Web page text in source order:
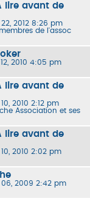
A lire avant de
2012 8:26 pm
de l'assoc
2010 4:05 pm
A lire avant de
2010 2:12 pm
Association et ses
A lire avant de
2010 2:02 pm
2009 2:42 pm